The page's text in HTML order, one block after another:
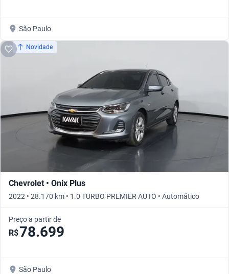
São Paulo
Novidade
Chevrolet • Onix Plus
2022 • 28.170 km • 1.0 TURBO PREMIER AUTO • Automático
Preço a partir de
R$78.699
São Paulo